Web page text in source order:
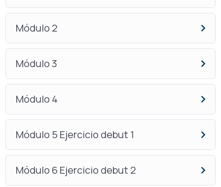
Módulo 2
Módulo 3
Módulo 4
Módulo 5 Ejercicio debut 1
Módulo 6 Ejercicio debut 2